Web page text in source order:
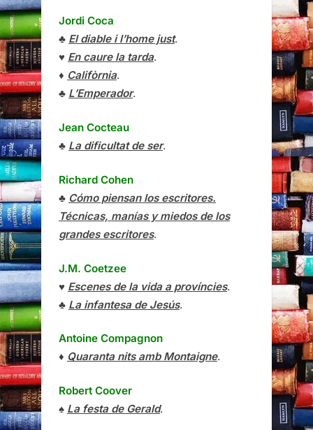
Jordi Coca
♣ El diable i l’home just.
♥ En caure la tarda.
♦ Califòrnia.
♣ L’Emperador.
Jean Cocteau
♣ La dificultat de ser.
Richard Cohen
♣ Cómo piensan los escritores.
Técnicas, manías y miedos de los
grandes escritores.
J.M. Coetzee
♥ Escenes de la vida a províncies.
♣ La infantesa de Jesús.
Antoine Compagnon
♦ Quaranta nits amb Montaigne.
Robert Coover
♠ La festa de Gerald.